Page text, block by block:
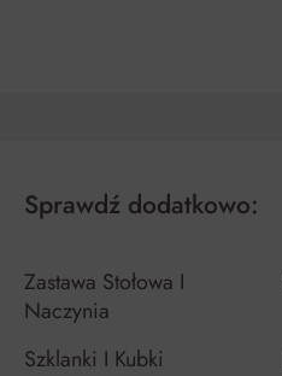
Sprawdź dodatkowo:
Zastawa Stołowa I
Naczynia
Szklanki I Kubki